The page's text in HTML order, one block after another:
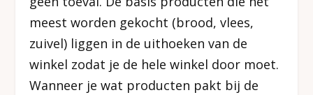
meest worden gekocht (brood, vlees,
zuivel) liggen in de uithoeken van de
winkel zodat je de hele winkel door moet.
Wanneer je wat producten pakt bij de